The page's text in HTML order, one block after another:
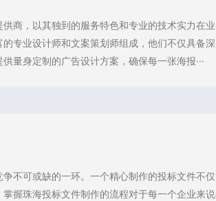
商，以其独到的服务特色和专业的技术实力在
专业设计师和文案策划师组成，他们不仅具备
量身定制的广告设计方案，确保每一张海报···
不可或缺的一环。一个精心制作的投标文件不
握珠海投标文件制作的流程对于每一个企业来